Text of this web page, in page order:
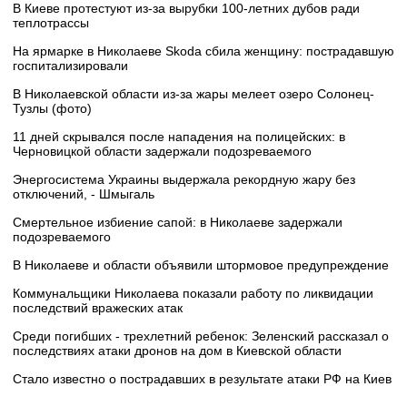
В Киеве протестуют из-за вырубки 100-летних дубов ради
теплотрассы
На ярмарке в Николаеве Skoda сбила женщину: пострадавшую
госпитализировали
В Николаевской области из-за жары мелеет озеро Солонец-
Тузлы (фото)
11 дней скрывался после нападения на полицейских: в
Черновицкой области задержали подозреваемого
Энергосистема Украины выдержала рекордную жару без
отключений, - Шмыгаль
Смертельное избиение сапой: в Николаеве задержали
подозреваемого
В Николаеве и области объявили штормовое предупреждение
Коммунальщики Николаева показали работу по ликвидации
последствий вражеских атак
Среди погибших - трехлетний ребенок: Зеленский рассказал о
последствиях атаки дронов на дом в Киевской области
Стало известно о пострадавших в результате атаки РФ на Киев